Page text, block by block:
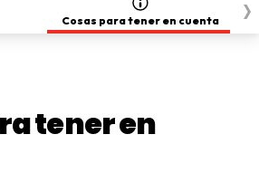
Cosas para tener en cuenta
tener en